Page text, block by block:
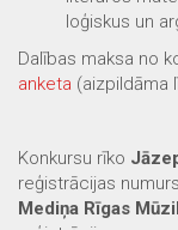
loģiskus un
Dalības maksa no
anketa (aizpildāma
Konkursu rīko
reģistrācijas
Mediņa Rīgas